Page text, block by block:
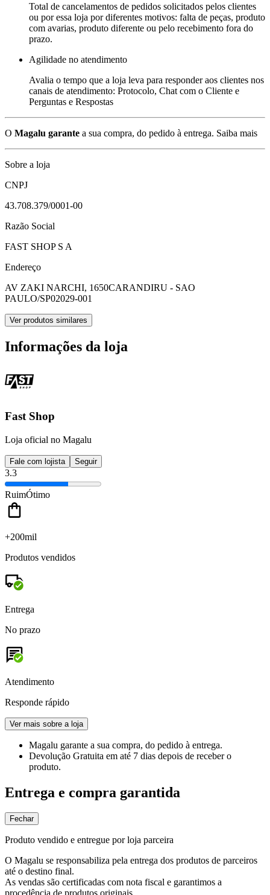
Total de cancelamentos de pedidos solicitados pelos clientes
ou por essa loja por diferentes motivos: falta de peças, produto
com avarias, produto diferente ou pelo recebimento fora do
prazo.
Agilidade no atendimento
Avalia o tempo que a loja leva para responder aos clientes nos
canais de atendimento: Protocolo, Chat com o Cliente e
Perguntas e Respostas
O Magalu garante a sua compra, do pedido à entrega. Saiba mais
Sobre a loja
CNPJ
43.708.379/0001-00
Razão Social
FAST SHOP S A
Endereço
AV ZAKI NARCHI, 1650CARANDIRU - SAO
PAULO/SP02029-001
Ver produtos similares
Informações da loja
Fast Shop
Loja oficial no Magalu
Fale com lojista Seguir
3.3
RuimÓtimo
+200mil
Produtos vendidos
Entrega
No prazo
Atendimento
Responde rápido
Ver mais sobre a loja
Magalu garante a sua compra, do pedido à entrega.
Devolução Gratuita em até 7 dias depois de receber o
produto.
Entrega e compra garantida
Fechar
Produto vendido e entregue por loja parceira
O Magalu se responsabiliza pela entrega dos produtos de parceiros
até o destino final.
As vendas são certificadas com nota fiscal e garantimos a